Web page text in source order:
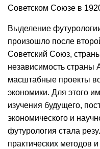
Советском Союзе в
Выделение
произошло после
Советский Союз,
независимость страны
масштабные проекты
экономики. Для этого
изучения будущего,
экономического и
футурология стала
практических методов